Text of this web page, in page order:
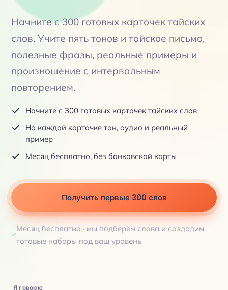
Начните с 300 готовых карточек тайских
слов. Учите пять тонов и тайское письмо,
полезные фразы, реальные примеры и
произношение с интервальным
повторением.
Начните с 300 готовых карточек тайских слов
На каждой карточке тон, аудио и реальный
пример
Месяц бесплатно, без банковской карты
Получить первые 300 слов
Месяц бесплатно · мы подберём слова и создадим
готовые наборы под ваш уровень
Я говорю